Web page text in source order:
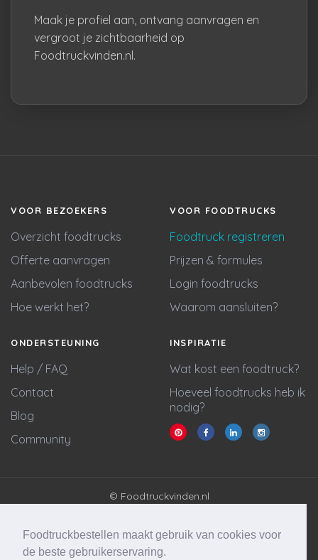
Foodtruckbestellen maakt gebruik van cookies voor
de beste gebruikerservaring.
Maak je profiel aan, ontvang aanvragen en
vergroot je zichtbaarheid op
Foodtruckvinden.nl.
VOOR BEZOEKERS
Overzicht foodtrucks
Offerte aanvragen
Aanbevolen foodtrucks
Hoe werkt het?
VOOR FOODTRUCKS
Foodtruck registreren
Prijzen & formules
Login foodtrucks
Waarom aansluiten?
ONDERSTEUNING
Help / FAQ
Contact
Blog
Community
INSPIRATIE
Wat kost een foodtruck?
Hoeveel foodtrucks heb ik
nodig?
© Foodtruckvinden.nl
Cookie statement